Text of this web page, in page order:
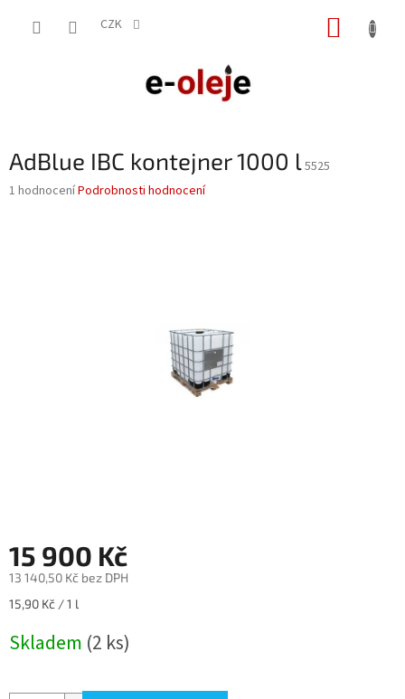
CZK
AdBlue IBC kontejner 1000 l5525
Průměrné
1 hodnoceníPodrobnosti hodnocení
15 900 Kč
13 140,50 Kč bez DPH
Měrná
15,90 Kč / 1 l
Skladem (2 ks)